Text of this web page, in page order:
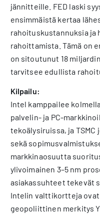
jännitteille. FED laski
ensimmäistä kertaa
rahoituskustannuksia
rahoittamista. Tämä on
on sitoutunut 18
tarvitsee edullista
Kilpailu:
Intel kamppailee
palvelin- ja PC-
tekoälysiruissa, ja
sekä
markkinaosuutta
ylivoimainen 3–5 nm
asiakassuhteet tekevät
Intelin valttikortteja
geopoliittinen merkitys